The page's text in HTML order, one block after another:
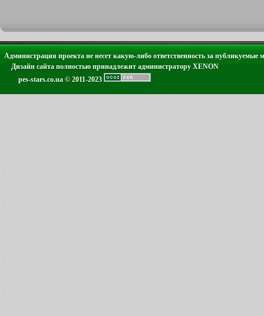
Администрация проекта не несет какую-либо ответственность за публикуемые
Дизайн сайта полностью принадлежит администратору XENON
pes-stars.co.ua © 2011-2023